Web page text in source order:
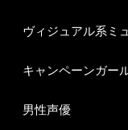
ヴィジュアル系ミ
キャンペーンガー
男性声優